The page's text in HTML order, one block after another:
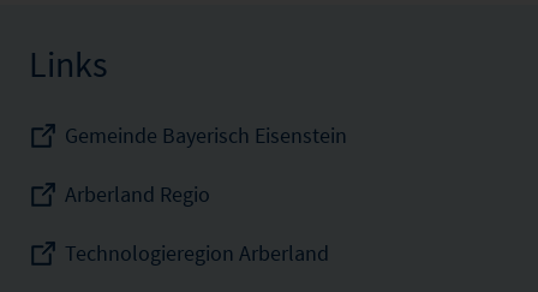
Links
Gemeinde Bayerisch Eisenstein
Arberland Regio
Technologieregion Arberland